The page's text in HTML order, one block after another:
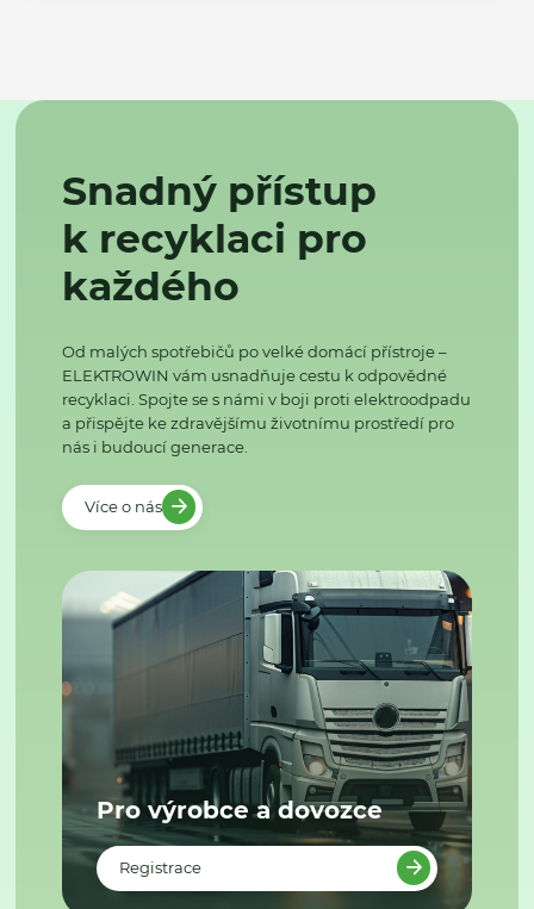
Snadný přístup
k recyklaci pro
každého
Od malých spotřebičů po velké domácí přístroje –
ELEKTROWIN vám usnadňuje cestu k odpovědné
recyklaci. Spojte se s námi v boji proti elektroodpadu
a přispějte ke zdravějšímu životnímu prostředí pro
nás i budoucí generace.
Více o nás
Pro výrobce a dovozce
Registrace